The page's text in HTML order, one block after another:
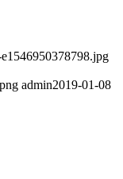
admin2019-01-08